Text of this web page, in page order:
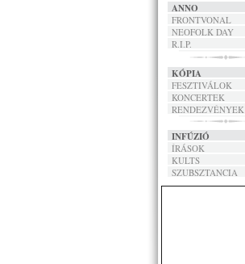
ANNO
FRONTVONAL
NEOFOLK DAY
R.I.P.
KÓPIA
FESZTIVÁLOK
KONCERTEK
RENDEZVÉNYEK
INFÚZIÓ
ÍRÁSOK
KULTS
SZUBSZTANCIA